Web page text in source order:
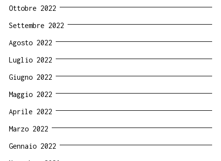
Ottobre 2022
Settembre 2022
Agosto 2022
Luglio 2022
Giugno 2022
Maggio 2022
Aprile 2022
Marzo 2022
Gennaio 2022